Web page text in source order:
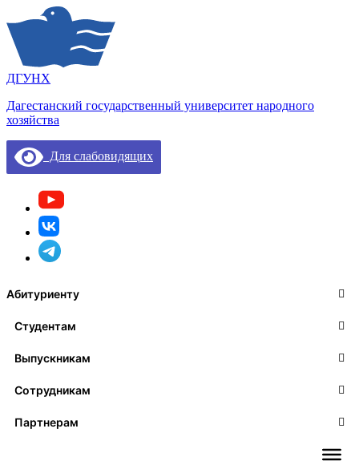
ДГУНХ
Дагестанский государственный университет народного
хозяйства
Для слабовидящих
Абитуриенту
Студентам
Выпускникам
Сотрудникам
Партнерам